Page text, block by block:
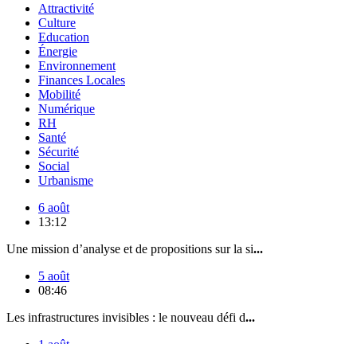
Attractivité
Culture
Education
Énergie
Environnement
Finances Locales
Mobilité
Numérique
RH
Santé
Sécurité
Social
Urbanisme
6 août
13:12
Une mission d’analyse et de propositions sur la si...
5 août
08:46
Les infrastructures invisibles : le nouveau défi d...